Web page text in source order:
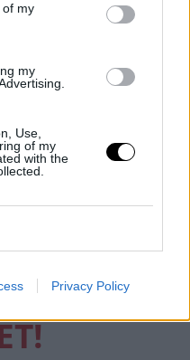
of my
my
Use,
of my
with the
Privacy Policy
TONY